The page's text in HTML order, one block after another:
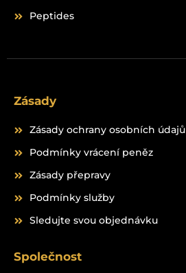
Peptides
Zásady
Zásady ochrany osobních údajů
Podmínky vrácení peněz
Zásady přepravy
Podmínky služby
Sledujte svou objednávku
Společnost